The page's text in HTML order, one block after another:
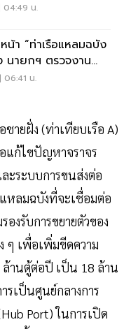
04:49 น.
น้า “ท่าเรือแหลมฉบัง
นายกฯ ตรวจงาน
06:41 น.
ายฝั่ง (ท่าเทียบเรือ A)
แก้ไขปัญหาจราจร
ะระบบการขนส่งต่อ
หลมฉบังที่จะเชื่อมต่อ
งรับการขยายตัวของ
ๆ เพื่อเพิ่มขีดความ
ล้านตู้ต่อปี เป็น 18 ล้าน
เป็นศูนย์กลางการ
Port) ในการเปิด